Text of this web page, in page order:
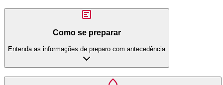
Como se preparar
Entenda as informações de preparo com antecedência